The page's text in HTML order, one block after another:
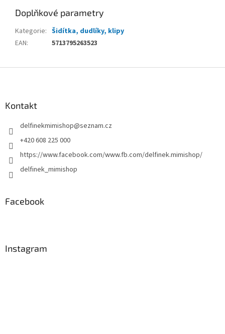
Doplňkové parametry
Kategorie: Šidítka, dudlíky, klipy
EAN: 5713795263523
Kontakt
delfinekmimishop@seznam.cz
+420 608 225 000
https://www.facebook.com/www.fb.com/delfinek.mimishop/
delfinek_mimishop
Facebook
Instagram